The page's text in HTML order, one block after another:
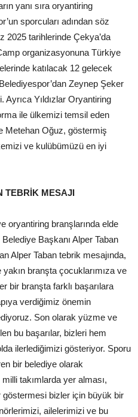
yanı sıra oryantiring
sporcuları adından söz
2025 tarihlerinde Çekya’da
organizasyonuna Türkiye
katılacak 12 gelecek
Zeynep Şeker
Yıldızlar Oryantiring
ile ülkemizi temsil eden
Metehan Oğuz, göstermiş
ve kulübümüzü en iyi
TEBRİK MESAJI
oryantiring branşlarında elde
Belediye Başkanı Alper Taban
Alper Taban tebrik mesajında,
yakın branşta çocuklarımıza ve
bir branşta farklı başarılara
verdiğimiz önemin
Son olarak yüzme ve
bu başarılar, bizleri hem
ilerlediğimizi gösteriyor. Sporu
bir belediye olarak
takımlarda yer alması,
göstermesi bizler için büyük bir
ailelerimizi ve bu